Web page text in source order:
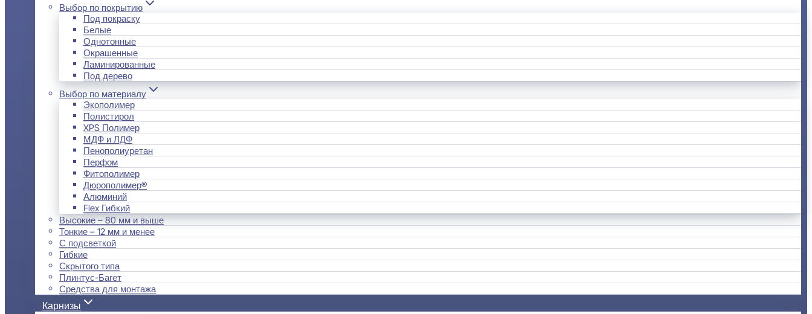
Выбор по покрытию
Под покраску
Белые
Однотонные
Окрашенные
Ламинированные
Под дерево
Выбор по материалу
Экополимер
Полистирол
XPS Полимер
МДФ и ЛДФ
Пенополиуретан
Перфом
Фитополимер
Дюрополимер®
Алюминий
Flex Гибкий
Высокие – 80 мм и выше
Тонкие – 12 мм и менее
С подсветкой
Гибкие
Скрытого типа
Плинтус-Багет
Средства для монтажа
Карнизы